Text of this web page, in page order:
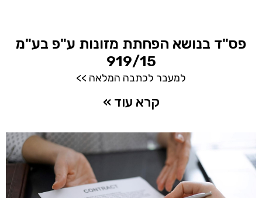
פס"ד בנושא הפחתת מזונות ע"פ בע"מ
919/15
למעבר לכתבה המלאה >>
קרא עוד »